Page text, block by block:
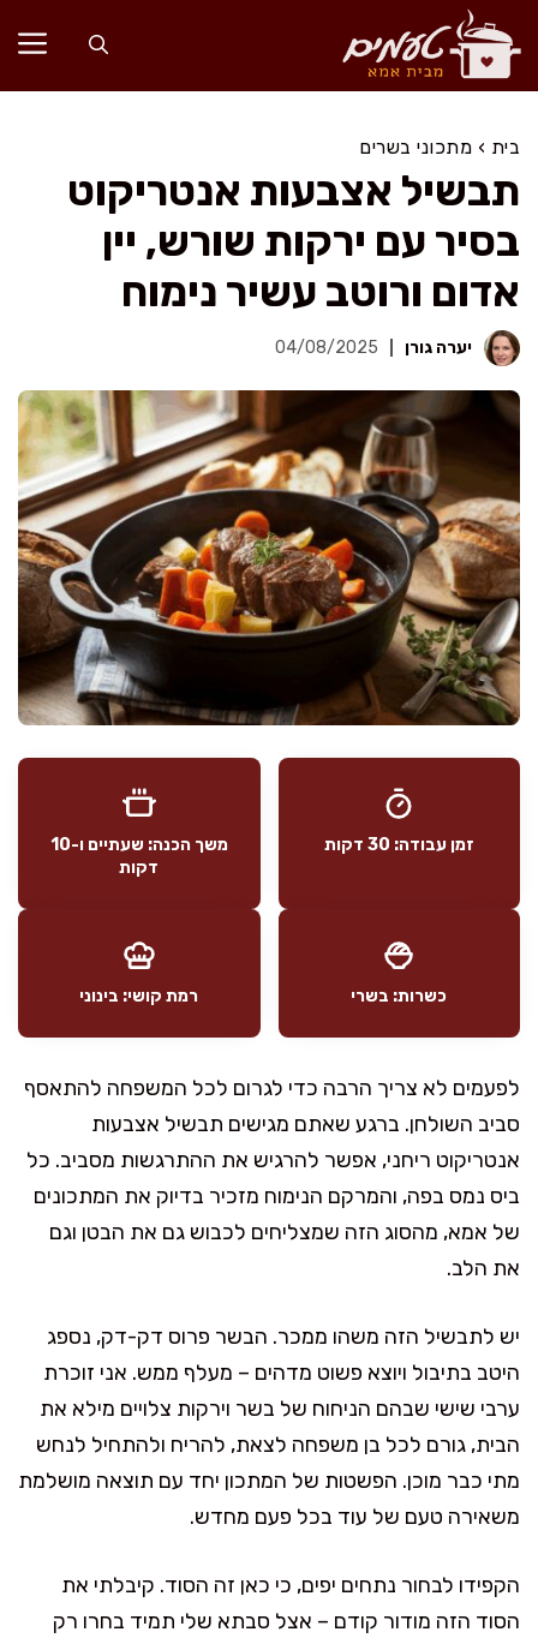
לדלג
לתוכן
בית › מתכוני בשרים
תבשיל אצבעות אנטריקוט
בסיר עם ירקות שורש, יין
אדום ורוטב עשיר נימוח
יערה גורן 04/08/2025
זמן עבודה: 30 דקות
משך הכנה: שעתיים ו-10
דקות
כשרות: בשרי רמת קושי: בינוני
לפעמים לא צריך הרבה כדי לגרום לכל המשפחה להתאסף
סביב השולחן. ברגע שאתם מגישים תבשיל אצבעות
אנטריקוט ריחני, אפשר להרגיש את ההתרגשות מסביב. כל
ביס נמס בפה, והמרקם הנימוח מזכיר בדיוק את המתכונים
של אמא, מהסוג הזה שמצליחים לכבוש גם את הבטן וגם
את הלב.
יש לתבשיל הזה משהו ממכר. הבשר פרוס דק-דק, נספג
היטב בתיבול ויוצא פשוט מדהים – מעלף ממש. אני זוכרת
ערבי שישי שבהם הניחוח של בשר וירקות צלויים מילא את
הבית, גורם לכל בן משפחה לצאת, להריח ולהתחיל לנחש
מתי כבר מוכן. הפשטות של המתכון יחד עם תוצאה מושלמת
משאירה טעם של עוד בכל פעם מחדש.
הקפידו לבחור נתחים יפים, כי כאן זה הסוד. קיבלתי את
הסוד הזה מודור קודם – אצל סבתא שלי תמיד בחרו רק